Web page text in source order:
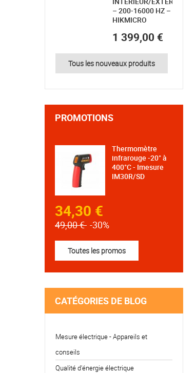
– 200-16000 HZ –
HIKMICRO
1 399,00 €
Tous les nouveaux produits
PROMOTIONS
Thermomètre
infrarouge -20° à
400°C - Imesure
IM30R/SD
34,30 €
49,00 € -30%
Toutes les promos
CATÉGORIES DE BLOG
Mesure électrique - Appareils et
conseils
Qualité d'énergie électrique